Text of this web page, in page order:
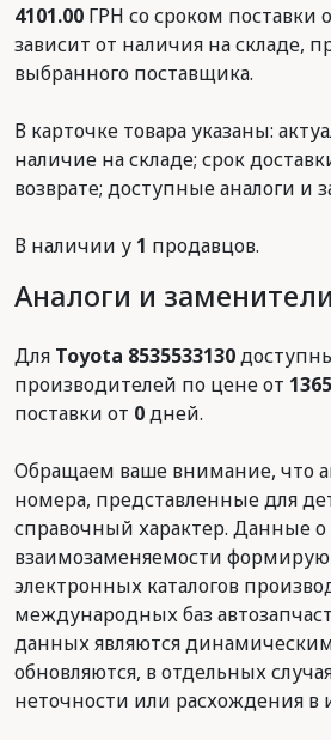
4101.00 ГРН со сроком поставки
зависит от наличия на складе,
выбранного поставщика.
В карточке товара указаны:
наличие на складе; срок
возврате; доступные аналоги и
В наличии у 1 продавцов.
Аналоги и
Для Toyota 8535533130
производителей по цене от
поставки от 0дней.
Обращаем ваше внимание, что
номера, представленные для
справочный характер. Данные о
взаимозаменяемости
электронных каталогов
международных баз
данных являются
обновляются, в отдельных
неточности или расхождения